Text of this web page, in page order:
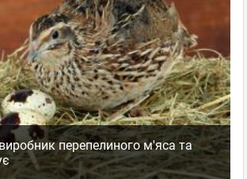
перепелиного м'яса та